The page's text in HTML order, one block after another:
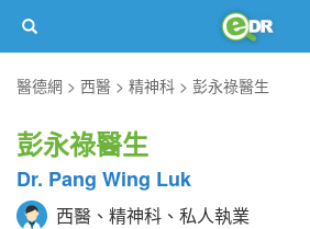
醫德網
西醫 精神科 彭永祿醫生
彭永祿醫生
Dr. Pang Wing Luk
西醫、精神科、私人執業